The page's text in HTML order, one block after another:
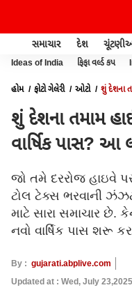
સમાચાર દેશ
Ideas of India ફિફા વર્લ્ડ કપ
હોમ ફોટો ગેલેરી ઓટો
શું દેશના
શું દેશના તમામ
વાર્ષિક પાસ? આ
જો તમે દરરોજ હાઇવે
ટોલ ટેક્સ ભરવાની
માટે સારા સમાચાર છે.
નવો વાર્ષિક પાસ શરૂ
By : gujarati.abplive.com
Updated at : Wed, July